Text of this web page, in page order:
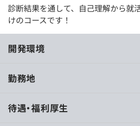
診断結果を通して、自己理解から就
けのコースです！
開発環境
たち日本ノーベル株式会社。その一
勤務地
待遇・福利厚生